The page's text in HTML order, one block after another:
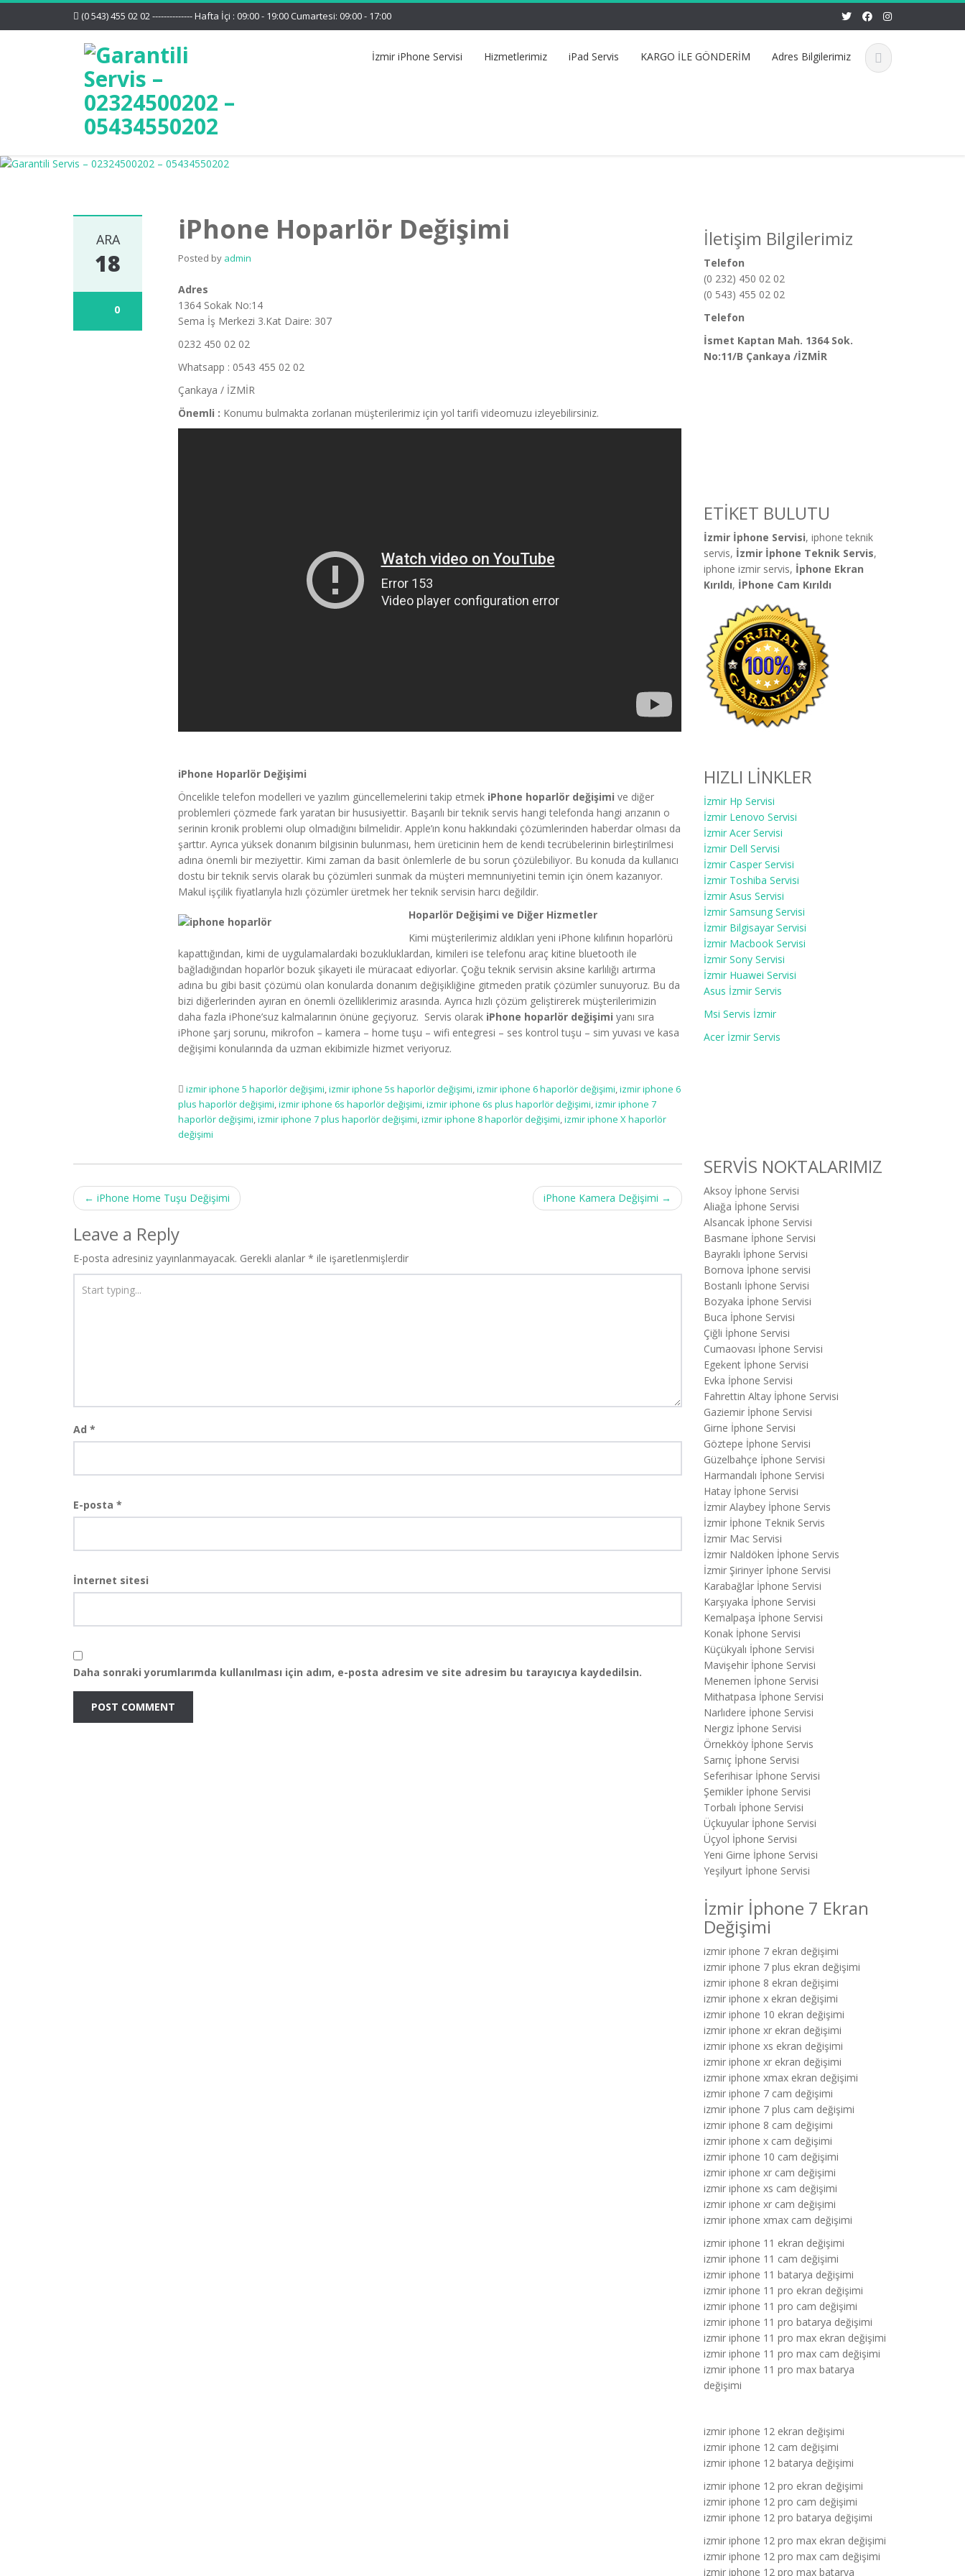
(0 543) 455 02 02 -------------- Hafta İçi : 09:00 - 19:00 Cumartesi: 09:00 - 17:00
İzmir iPhone Servisi Hizmetlerimiz iPad Servis KARGO İLE GÖNDERİM Adres Bilgilerimiz
ARA
18
0
iPhone Hoparlör Değişimi
Posted by admin
Adres
1364 Sokak No:14
Sema İş Merkezi 3.Kat Daire: 307
0232 450 02 02
Whatsapp : 0543 455 02 02
Çankaya / İZMİR
Önemli : Konumu bulmakta zorlanan müşterilerimiz için yol tarifi videomuzu izleyebilirsiniz.
iPhone Hoparlör Değişimi
Öncelikle telefon modelleri ve yazılım güncellemelerini takip etmek iPhone hoparlör değişimi ve diğer
problemleri çözmede fark yaratan bir hususiyettir. Başarılı bir teknik servis hangi telefonda hangi arızanın o
serinin kronik problemi olup olmadığını bilmelidir. Apple’ın konu hakkındaki çözümlerinden haberdar olması da
şarttır. Ayrıca yüksek donanım bilgisinin bulunması, hem üreticinin hem de kendi tecrübelerinin birleştirilmesi
adına önemli bir meziyettir. Kimi zaman da basit önlemlerle de bu sorun çözülebiliyor. Bu konuda da kullanıcı
dostu bir teknik servis olarak bu çözümleri sunmak da müşteri memnuniyetini temin için önem kazanıyor.
Makul işçilik fiyatlarıyla hızlı çözümler üretmek her teknik servisin harcı değildir.
Hoparlör Değişimi ve Diğer Hizmetler
Kimi müşterilerimiz aldıkları yeni iPhone kılıfının hoparlörü
kapattığından, kimi de uygulamalardaki bozukluklardan, kimileri ise telefonu araç kitine bluetooth ile
bağladığından hoparlör bozuk şikayeti ile müracaat ediyorlar. Çoğu teknik servisin aksine karlılığı artırma
adına bu gibi basit çözümü olan konularda donanım değişikliğine gitmeden pratik çözümler sunuyoruz. Bu da
bizi diğerlerinden ayıran en önemli özelliklerimiz arasında. Ayrıca hızlı çözüm geliştirerek müşterilerimizin
daha fazla iPhone’suz kalmalarının önüne geçiyoruz. Servis olarak iPhone hoparlör değişimi yanı sıra
iPhone şarj sorunu, mikrofon – kamera – home tuşu – wifi entegresi – ses kontrol tuşu – sim yuvası ve kasa
değişimi konularında da uzman ekibimizle hizmet veriyoruz.
izmir iphone 5 haporlör değişimi,izmir iphone 5s haporlör değişimi,izmir iphone 6 haporlör değişimi,izmir iphone 6
plus haporlör değişimi,izmir iphone 6s haporlör değişimi,izmir iphone 6s plus haporlör değişimi,izmir iphone 7
haporlör değişimi,izmir iphone 7 plus haporlör değişimi,izmir iphone 8 haporlör değişimi,izmir iphone X haporlör
değişimi
Post
navigation
← iPhone Home Tuşu Değişimi iPhone Kamera Değişimi →
Leave a Reply
E-posta adresiniz yayınlanmayacak. Gerekli alanlar * ile işaretlenmişlerdir
Ad *
E-posta *
İnternet sitesi
Daha sonraki yorumlarımda kullanılması için adım, e-posta adresim ve site adresim bu tarayıcıya kaydedilsin.
İletişim Bilgilerimiz
Telefon
(0 232) 450 02 02
(0 543) 455 02 02
Telefon
İsmet Kaptan Mah. 1364 Sok.
No:11/B Çankaya /İZMİR
ETİKET BULUTU
İzmir İphone Servisi, iphone teknik
servis, İzmir İphone Teknik Servis,
iphone izmir servis, İphone Ekran
Kırıldı, İPhone Cam Kırıldı
HIZLI LİNKLER
İzmir Hp Servisi
İzmir Lenovo Servisi
İzmir Acer Servisi
İzmir Dell Servisi
İzmir Casper Servisi
İzmir Toshiba Servisi
İzmir Asus Servisi
İzmir Samsung Servisi
İzmir Bilgisayar Servisi
İzmir Macbook Servisi
İzmir Sony Servisi
İzmir Huawei Servisi
Asus İzmir Servis
Msi Servis İzmir
Acer İzmir Servis
SERVİS NOKTALARIMIZ
Aksoy İphone Servisi
Aliağa İphone Servisi
Alsancak İphone Servisi
Basmane İphone Servisi
Bayraklı İphone Servisi
Bornova İphone servisi
Bostanlı İphone Servisi
Bozyaka İphone Servisi
Buca İphone Servisi
Çiğli İphone Servisi
Cumaovası İphone Servisi
Egekent İphone Servisi
Evka İphone Servisi
Fahrettin Altay İphone Servisi
Gaziemir İphone Servisi
Girne İphone Servisi
Göztepe İphone Servisi
Güzelbahçe İphone Servisi
Harmandalı İphone Servisi
Hatay İphone Servisi
İzmir Alaybey İphone Servis
İzmir İphone Teknik Servis
İzmir Mac Servisi
İzmir Naldöken İphone Servis
İzmir Şirinyer İphone Servisi
Karabağlar İphone Servisi
Karşıyaka İphone Servisi
Kemalpaşa İphone Servisi
Konak İphone Servisi
Küçükyalı İphone Servisi
Mavişehir İphone Servisi
Menemen İphone Servisi
Mithatpasa İphone Servisi
Narlıdere İphone Servisi
Nergiz İphone Servisi
Örnekköy İphone Servis
Sarnıç İphone Servisi
Seferihisar İphone Servisi
Şemikler İphone Servisi
Torbalı İphone Servisi
Üçkuyular İphone Servisi
Üçyol İphone Servisi
Yeni Girne İphone Servisi
Yeşilyurt İphone Servisi
İzmir İphone 7 Ekran
Değişimi
izmir iphone 7 ekran değişimi
izmir iphone 7 plus ekran değişimi
izmir iphone 8 ekran değişimi
izmir iphone x ekran değişimi
izmir iphone 10 ekran değişimi
izmir iphone xr ekran değişimi
izmir iphone xs ekran değişimi
izmir iphone xr ekran değişimi
izmir iphone xmax ekran değişimi
izmir iphone 7 cam değişimi
izmir iphone 7 plus cam değişimi
izmir iphone 8 cam değişimi
izmir iphone x cam değişimi
izmir iphone 10 cam değişimi
izmir iphone xr cam değişimi
izmir iphone xs cam değişimi
izmir iphone xr cam değişimi
izmir iphone xmax cam değişimi
izmir iphone 11 ekran değişimi
izmir iphone 11 cam değişimi
izmir iphone 11 batarya değişimi
izmir iphone 11 pro ekran değişimi
izmir iphone 11 pro cam değişimi
izmir iphone 11 pro batarya değişimi
izmir iphone 11 pro max ekran değişimi
izmir iphone 11 pro max cam değişimi
izmir iphone 11 pro max batarya
değişimi
izmir iphone 12 ekran değişimi
izmir iphone 12 cam değişimi
izmir iphone 12 batarya değişimi
izmir iphone 12 pro ekran değişimi
izmir iphone 12 pro cam değişimi
izmir iphone 12 pro batarya değişimi
izmir iphone 12 pro max ekran değişimi
izmir iphone 12 pro max cam değişimi
izmir iphone 12 pro max batarya